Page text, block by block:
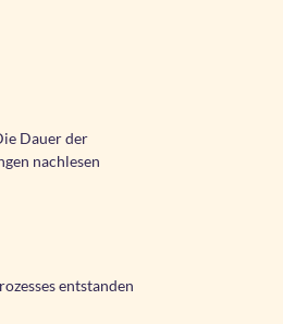
Dauer der
nachlesen
entstanden